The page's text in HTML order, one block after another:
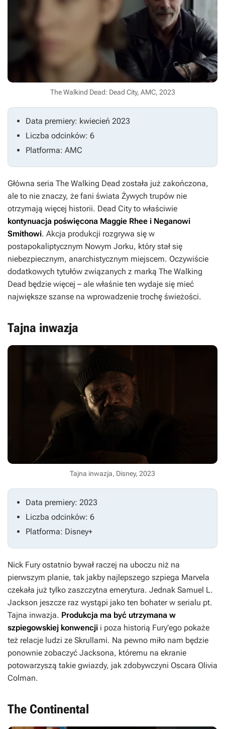
The Walkind Dead: Dead City, AMC, 2023
Data premiery: kwiecień 2023
Liczba odcinków: 6
Platforma: AMC
Główna seria The Walking Dead została już zakończona,
ale to nie znaczy, że fani świata Żywych trupów nie
otrzymają więcej historii. Dead City to właściwie
kontynuacja poświęcona Maggie Rhee i Neganowi
Smithowi. Akcja produkcji rozgrywa się w
postapokaliptycznym Nowym Jorku, który stał się
niebezpiecznym, anarchistycznym miejscem. Oczywiście
dodatkowych tytułów związanych z marką The Walking
Dead będzie więcej – ale właśnie ten wydaje się mieć
największe szanse na wprowadzenie trochę świeżości.
Tajna inwazja
Tajna inwazja, Disney, 2023
Data premiery: 2023
Liczba odcinków: 6
Platforma: Disney+
Nick Fury ostatnio bywał raczej na uboczu niż na
pierwszym planie, tak jakby najlepszego szpiega Marvela
czekała już tylko zaszczytna emerytura. Jednak Samuel L.
Jackson jeszcze raz wystąpi jako ten bohater w serialu pt.
Tajna inwazja. Produkcja ma być utrzymana w
szpiegowskiej konwencji i poza historią Fury’ego pokaże
też relacje ludzi ze Skrullami. Na pewno miło nam będzie
ponownie zobaczyć Jacksona, któremu na ekranie
potowarzyszą takie gwiazdy, jak zdobywczyni Oscara Olivia
Colman.
The Continental